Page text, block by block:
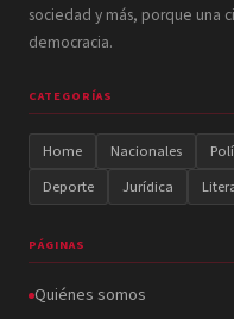
sociedad y más, porque una
democracia.
CATEGORÍAS
Home Nacionales
Deporte
Jurídica
PÁGINAS
Quiénes somos